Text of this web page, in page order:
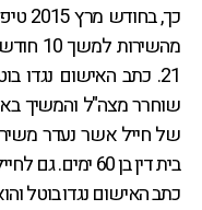
כך,
21. כתב האישום נגדו
שוחרר מצה"ל והמשיך
כתב האישום נגדו בוטל